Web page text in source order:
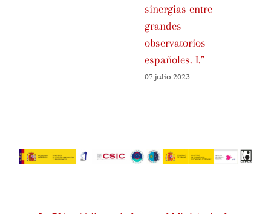
sinergias entre
grandes
observatorios
españoles. I.”
07 julio 2023